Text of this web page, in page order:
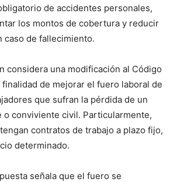
de accidentes personales,
los montos de cobertura y reducir
caso de fallecimiento.
considera una modificación al Código
de mejorar el fuero laboral de
que sufran la pérdida de un
o conviviente civil. Particularmente,
contratos de trabajo a plazo fijo,
determinado.
señala que el fuero se